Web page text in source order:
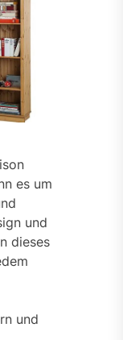
es um
und
dieses
und